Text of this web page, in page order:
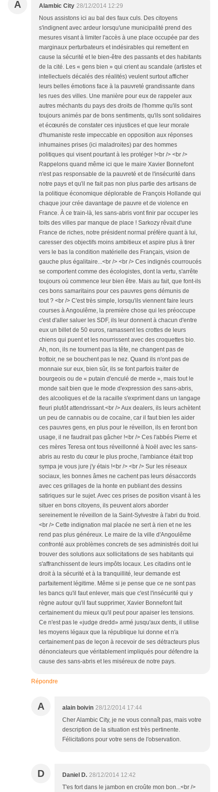
A Alambic City 28/12/2014 12:29
Nous assistons ici au bal des faux culs. Des citoyens
s'indignent avec ardeur lorsqu'une municipalité prend des
mesures visant à limiter l'accès à une place occupée par des
marginaux perturbateurs et indésirables qui remettent en
cause la sécurité et le bien-être des passants et des habitants
de la cité. Les « gens bien » qui crient au scandale (artistes et
intellectuels décalés des réalités) veulent surtout afficher
leurs belles émotions face à la pauvreté grandissante dans
les rues des villes. Une manière pour eux de rappeler aux
autres méchants du pays des droits de l'homme qu'ils sont
toujours animés par de bons sentiments, qu'ils sont solidaires
et écœurés de constater ces injustices et que leur morale
d'humaniste reste impeccable en opposition aux réponses
inhumaines prises (ici maladroites) par des hommes
politiques qui visent pourtant à les protéger !<br /> <br />
Rappelons quand même ici que le maire Xavier Bonnefont
n'est pas responsable de la pauvreté et de l'insécurité dans
notre pays et qu'il ne fait pas non plus partie des artisans de
la politique économique déplorable de François Hollande qui
chaque jour crée davantage de pauvre et de violence en
France. À ce train-là, les sans-abris vont finir par occuper les
toits des villes par manque de place ! Sarkozy rêvait d'une
France de riches, notre président normal préfère quant à lui,
caresser des objectifs moins ambitieux et aspire plus à tirer
vers le bas la condition matérielle des Français, vision de
gauche plus égalitaire...<br /> <br /> Ces indignés courroucés
se comportent comme des écologistes, dont la vertu, s'arrête
toujours où commence leur bien être. Mais au fait, que font-ils
ces bons samaritains pour ces pauvres gens démunis de
tout ? <br /> C'est très simple, lorsqu'ils viennent faire leurs
courses à Angoulême, la première chose qui les préoccupe
c'est d'aller saluer les SDF, ils leur donnent à chacun d'entre
eux un billet de 50 euros, ramassent les crottes de leurs
chiens qui puent et les nourrissent avec des croquettes bio.
Ah, non, ils ne tournent pas la tête, ne changent pas de
trottoir, ne se bouchent pas le nez. Quand ils n'ont pas de
monnaie sur eux, bien sûr, ils se font parfois traiter de
bourgeois ou de « putain d'enculé de merde », mais tout le
monde sait bien que le mode d'expression des sans-abris,
des alcooliques et de la racaille s'expriment dans un langage
fleuri plutôt attendrissant.<br /> Aux dealers, ils leurs achètent
un peu de cannabis ou de cocaïne, car il faut bien les aider
ces pauvres gens, en plus pour le réveillon, ils en feront bon
usage, il ne faudrait pas gâcher !<br /> Ces l'abbés Pierre et
ces mères Teresa ont tous réveillonné à Noël avec les sans-
abris au resto du cœur le plus proche, l'ambiance était trop
sympa je vous jure j'y étais !<br /> <br /> Sur les réseaux
sociaux, les bonnes âmes ne cachent pas leurs désaccords
avec ces grillages de la honte en publiant des dessins
satiriques sur le sujet. Avec ces prises de position visant à les
situer en bons citoyens, ils peuvent alors aborder
sereinement le réveillon de la Saint-Sylvestre à l'abri du froid.
<br /> Cette indignation mal placée ne sert à rien et ne les
rend pas plus généreux. Le maire de la ville d'Angoulême
confronté aux problèmes concrets de ses administrés doit lui
trouver des solutions aux sollicitations de ses habitants qui
s'affranchissent de leurs impôts locaux. Les citadins ont le
droit à la sécurité et à la tranquillité, leur demande est
parfaitement légitime. Même si je pense que ce ne sont pas
les bancs qu'il faut enlever, mais que c'est l'insécurité qui y
règne autour qu'il faut supprimer, Xavier Bonnefont fait
certainement du mieux qu'il peut pour apaiser les tensions.
Ce n'est pas le «judge dredd» armé jusqu'aux dents, il utilise
les moyens légaux que la république lui donne et n'a
certainement pas de leçon à recevoir de ses détracteurs plus
dénonciateurs que véritablement impliqués pour défendre la
cause des sans-abris et les miséreux de notre pays.
Répondre
A alain boivin 28/12/2014 17:44
Cher Alambic City, je ne vous connaît pas, mais votre
description de la situation est très pertinente.
Félicitations pour votre sens de l'observation.
D Daniel D. 28/12/2014 12:42
T'es fort dans le jambon en croûte mon bon...<br />